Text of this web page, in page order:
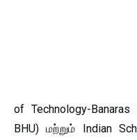
of Technology-
BHU) மற்றும் Indian